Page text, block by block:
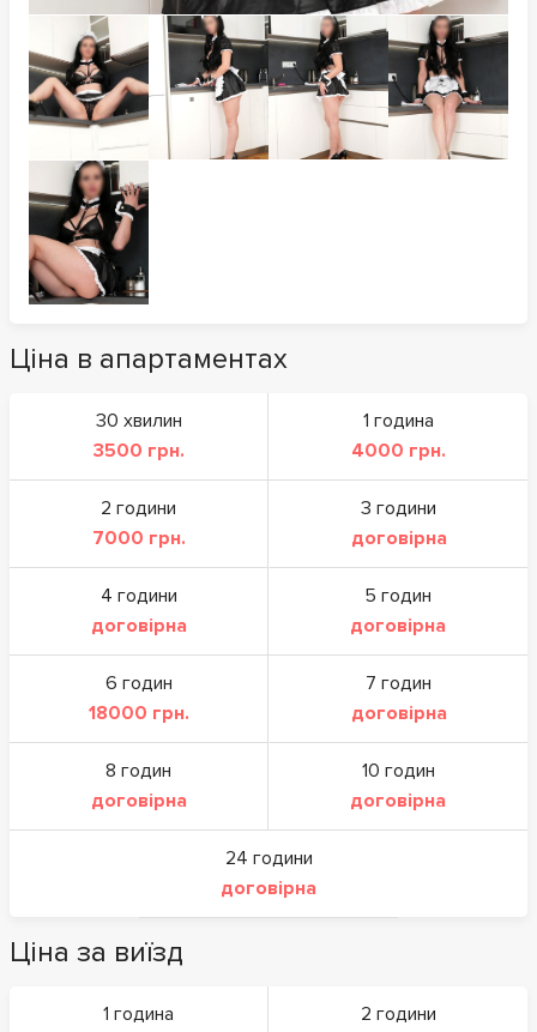
Ціна в апартаментах
30 хвилин
3500 грн.
1 година
4000 грн.
2 години
7000 грн.
3 години
договірна
4 години
договірна
5 годин
договірна
6 годин
18000 грн.
7 годин
договірна
8 годин
договірна
10 годин
договірна
24 години
договірна
Ціна за виїзд
1 година 2 години